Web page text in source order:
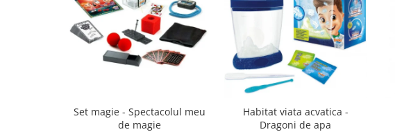
Set magie - Spectacolul meu
de magie
Habitat viata acvatica -
Dragoni de apa